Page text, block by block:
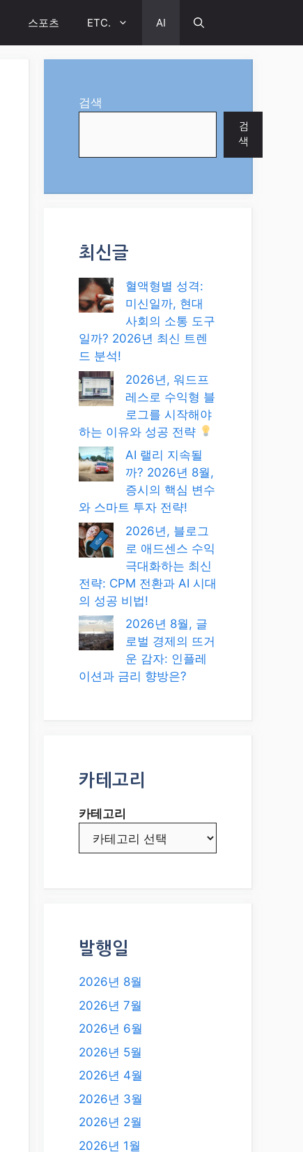
스포츠 ETC. AI
검색
검
색
최신글
혈액형별 성격:
미신일까, 현대
사회의 소통 도구
일까? 2026년 최신 트렌
드 분석!
2026년, 워드프
레스로 수익형 블
로그를 시작해야
하는 이유와 성공 전략
AI 랠리 지속될
까? 2026년 8월,
증시의 핵심 변수
와 스마트 투자 전략!
2026년, 블로그
로 애드센스 수익
극대화하는 최신
전략: CPM 전환과 AI 시대
의 성공 비법!
2026년 8월, 글
로벌 경제의 뜨거
운 감자: 인플레
이션과 금리 향방은?
카테고리
카테고리
발행일
2026년 8월
2026년 7월
2026년 6월
2026년 5월
2026년 4월
2026년 3월
2026년 2월
2026년 1월